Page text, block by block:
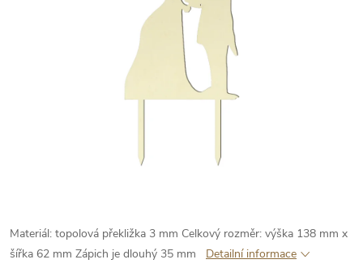
Materiál: topolová překližka 3 mm Celkový rozměr: výška 138 mm x
šířka 62 mm Zápich je dlouhý 35 mm Detailní informace